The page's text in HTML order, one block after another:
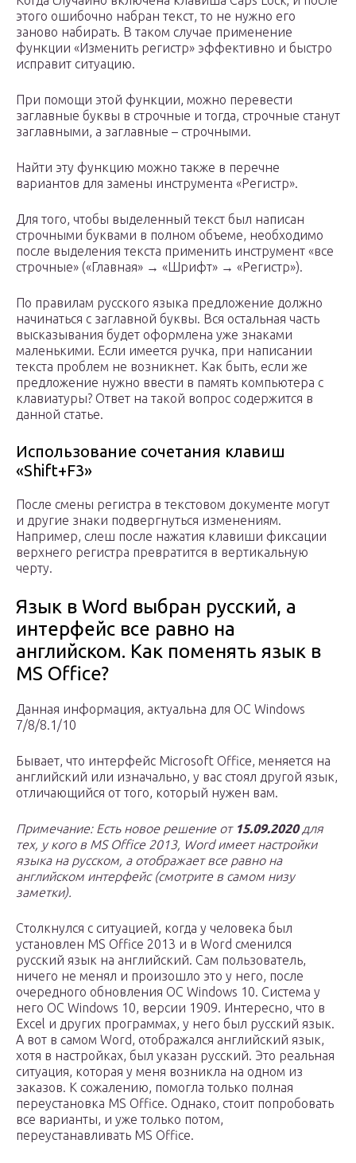
этого ошибочно набран текст, то не нужно его
заново набирать. В таком случае применение
функции «Изменить регистр» эффективно и быстро
исправит ситуацию.
При помощи этой функции, можно перевести
заглавные буквы в строчные и тогда, строчные станут
заглавными, а заглавные – строчными.
Найти эту функцию можно также в перечне
вариантов для замены инструмента «Регистр».
Для того, чтобы выделенный текст был написан
строчными буквами в полном объеме, необходимо
после выделения текста применить инструмент «все
строчные» («Главная» → «Шрифт» → «Регистр»).
По правилам русского языка предложение должно
начинаться с заглавной буквы. Вся остальная часть
высказывания будет оформлена уже знаками
маленькими. Если имеется ручка, при написании
текста проблем не возникнет. Как быть, если же
предложение нужно ввести в память компьютера с
клавиатуры? Ответ на такой вопрос содержится в
данной статье.
Использование сочетания клавиш
«Shift+F3»
После смены регистра в текстовом документе могут
и другие знаки подвергнуться изменениям.
Например, слеш после нажатия клавиши фиксации
верхнего регистра превратится в вертикальную
черту.
Язык в Word выбран русский, а
интерфейс все равно на
английском. Как поменять язык в
MS Office?
Данная информация, актуальна для ОС Windows
7/8/8.1/10
Бывает, что интерфейс Microsoft Office, меняется на
английский или изначально, у вас стоял другой язык,
отличающийся от того, который нужен вам.
Примечание: Есть новое решение от 15.09.2020для
тех, у кого в MS Office 2013, Word имеет настройки
языка на русском, а отображает все равно на
английском интерфейс (смотрите в самом низу
заметки).
Столкнулся с ситуацией, когда у человека был
установлен MS Office 2013 и в Word сменился
русский язык на английский. Сам пользователь,
ничего не менял и произошло это у него, после
очередного обновления ОС Windows 10. Система у
него ОС Windows 10, версии 1909. Интересно, что в
Excel и других программах, у него был русский язык.
А вот в самом Word, отображался английский язык,
хотя в настройках, был указан русский. Это реальная
ситуация, которая у меня возникла на одном из
заказов. К сожалению, помогла только полная
переустановка MS Office. Однако, стоит попробовать
все варианты, и уже только потом,
переустанавливать MS Office.